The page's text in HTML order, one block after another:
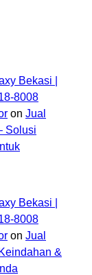
Bekasi |
8008
on Jual
Solusi
Bekasi |
8008
on Jual
&